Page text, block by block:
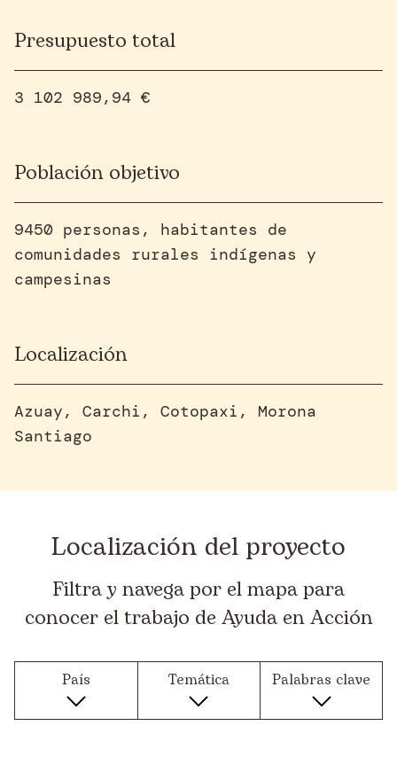
Presupuesto total
3 102 989,94 €
Población objetivo
9450 personas, habitantes de
comunidades rurales indígenas y
campesinas
Localización
Azuay, Carchi, Cotopaxi, Morona
Santiago
Localización del proyecto
Filtra y navega por el mapa para
conocer el trabajo de Ayuda en Acción
País Temática Palabras clave